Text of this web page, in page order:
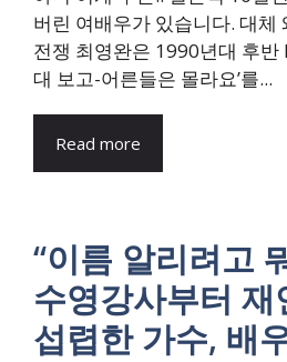
버린 여배우가 있습니다. 대체
전쟁 최영완은 1990년대 후반
대 보고-어른들은 몰라요’를...
Read more
“이름 알리려고
수영강사부터 재
섭렵한 가수, 배